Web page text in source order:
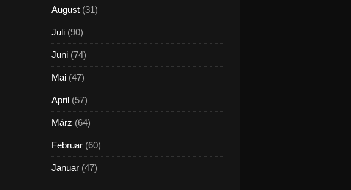
August (31)
Juli (90)
Juni (74)
Mai (47)
April (57)
März (64)
Februar (60)
Januar (47)